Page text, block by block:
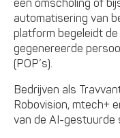
een omscholing of
automatisering van
platform begeleidt
gegenereerde
(POP’s).
Bedrijven als
Robovision, mtech+
van de AI-gestuurde